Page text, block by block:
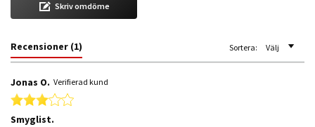
Skriv omdöme
Recensioner (1) Sortera: Välj
Jonas O. Verifierad kund
3.0 star rating
Smyglist.